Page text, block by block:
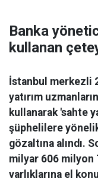
Banka
kullanan
İstanbul merkezli
yatırım
kullanarak 'sahte
şüphelilere
gözaltına alındı.
milyar 606 milyon
varlıklarına el